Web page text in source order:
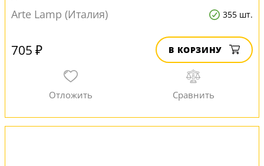
Arte Lamp (Италия)
355 шт.
705 ₽ В КОРЗИНУ